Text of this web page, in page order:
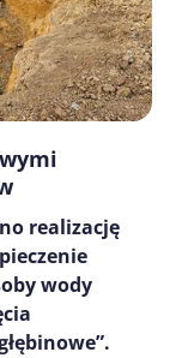
realizację
wody